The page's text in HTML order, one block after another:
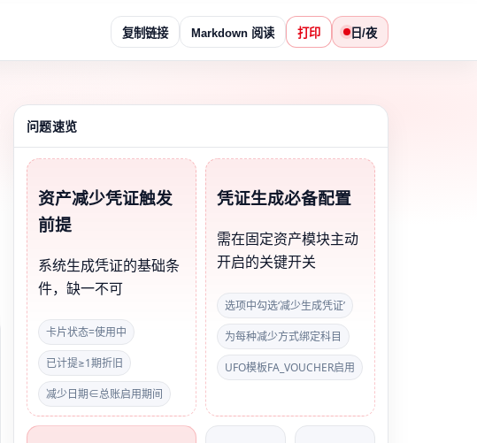
复制链接 Markdown 阅读 打印 日/夜
问题速览
资产减少凭证触发
前提
系统生成凭证的基础条
件，缺一不可
卡片状态=使用中
已计提≥1期折旧
减少日期∈总账启用期间
凭证生成必备配置
需在固定资产模块主动
开启的关键开关
选项中勾选‘减少生成凭证’
为每种减少方式绑定科目
UFO模板FA_VOUCHER启用